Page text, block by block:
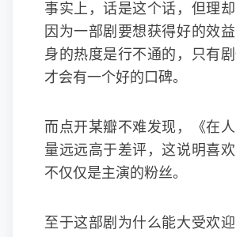
事实上，话是这个话，但理却
因为一部剧要想获得好的效
身的热度是行不通的，只有剧
才会有一个好的口碑。
而点开某瓣不难发现，《在
量远远高于差评，这说明喜欢
不仅仅是主演的粉丝。
至于这部剧为什么能大受欢